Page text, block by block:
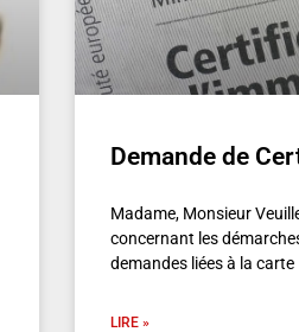
Demande de
Madame, Monsieur
concernant les
demandes liées à la carte
LIRE »